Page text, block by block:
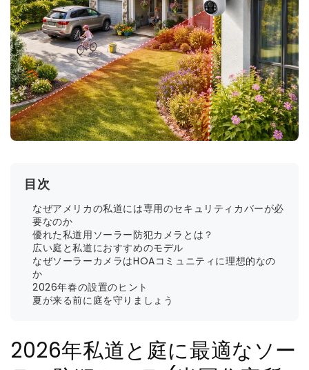
目次
なぜアメリカの私道には専用のセキュリティカバーが必
要なのか
優れた私道用ソーラー防犯カメラとは？
広い庭と私道におすすめのモデル
なぜソーラーカメラはHOAコミュニティに理想的なの
か
2026年春の設置のヒント
夏が来る前に庭を守りましょう
2026年私道と庭に最適なソー